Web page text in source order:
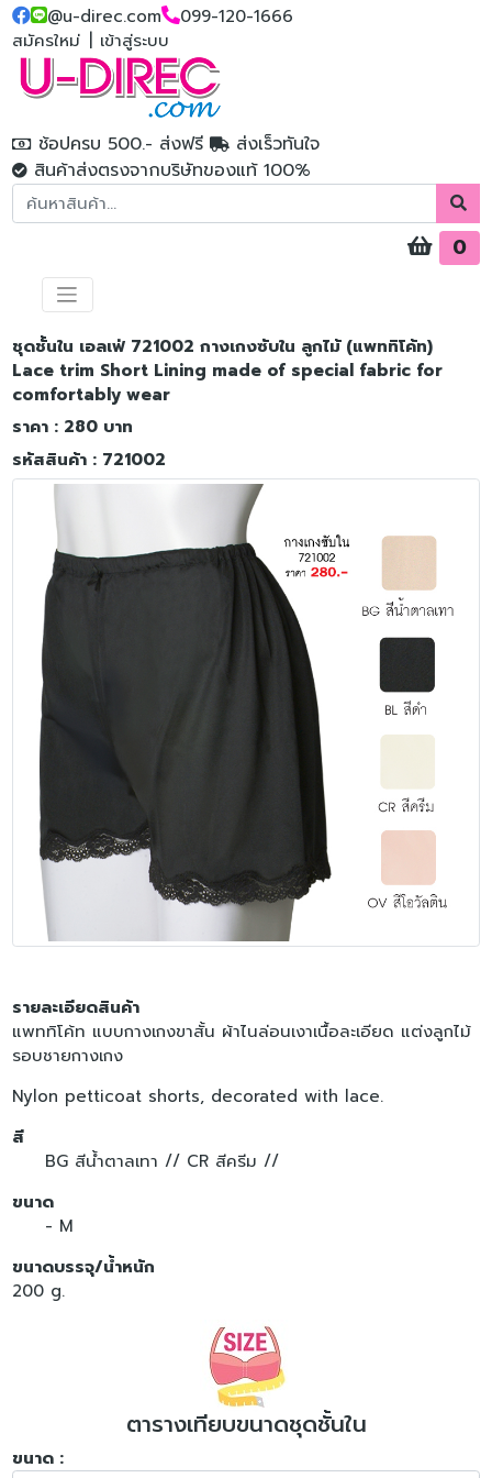
@u-direc.com
099-120-1666
สมัครใหม่
เข้าสู่ระบบ
ช้อปครบ 500.- ส่งฟรี
ส่งเร็วทันใจ
สินค้าส่งตรงจากบริษัทของแท้ 100%
0
ชุดชั้นใน เอลเฟ่ 721002 กางเกงซับใน ลูกไม้ (แพททิโค้ท)
Lace trim Short Lining made of special fabric for
comfortably wear
ราคา : 280 บาท
รหัสสินค้า : 721002
รายละเอียดสินค้า
แพททิโค้ท แบบกางเกงขาสั้น ผ้าไนล่อนเงาเนื้อละเอียด แต่งลูกไม้
รอบชายกางเกง
Nylon petticoat shorts, decorated with lace.
สี
BG สีน้ำตาลเทา // CR สีครีม //
ขนาด
- M
ขนาดบรรจุ/น้ำหนัก
200 g.
ตารางเทียบขนาดชุดชั้นใน
ขนาด :